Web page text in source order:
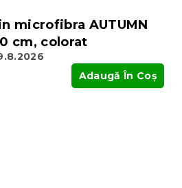
microfibra AUTUMN
cm, colorat
Adaugă În Coş